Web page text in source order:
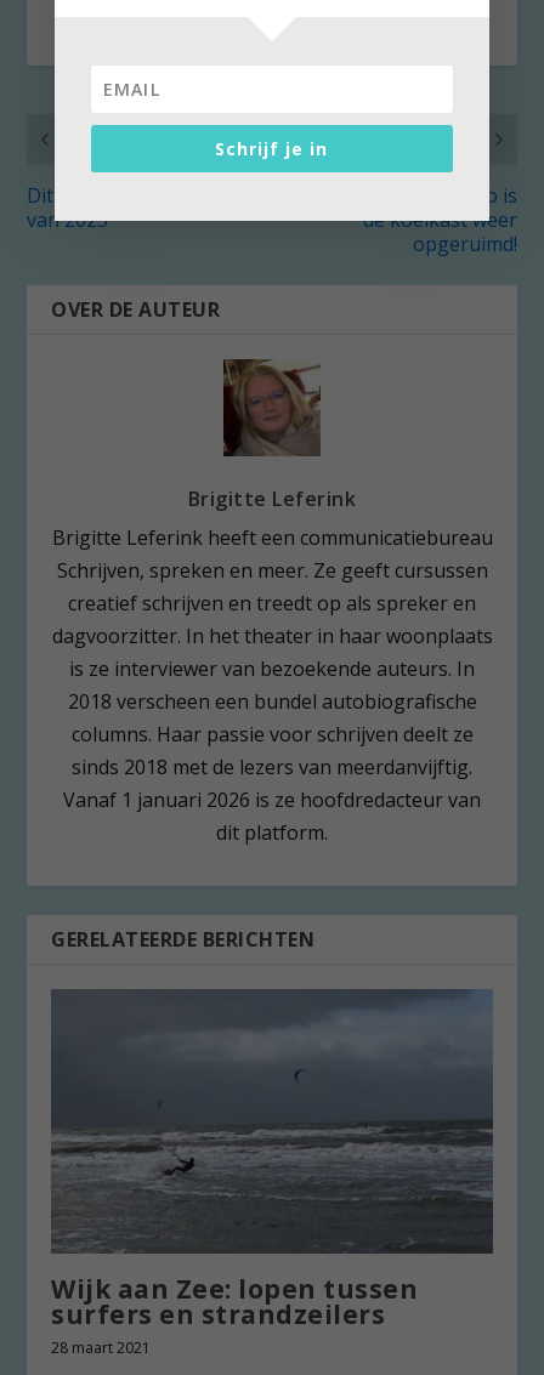
Dit zijn de Zomergasten
van 2023
5 dagen kliekjes: zo is
de koelkast weer
opgeruimd!
OVER DE AUTEUR
Brigitte Leferink
Brigitte Leferink heeft een communicatiebureau
Schrijven, spreken en meer. Ze geeft cursussen
creatief schrijven en treedt op als spreker en
dagvoorzitter. In het theater in haar woonplaats
is ze interviewer van bezoekende auteurs. In
2018 verscheen een bundel autobiografische
columns. Haar passie voor schrijven deelt ze
sinds 2018 met de lezers van meerdanvijftig.
Vanaf 1 januari 2026 is ze hoofdredacteur van
dit platform.
GERELATEERDE BERICHTEN
Wijk aan Zee: lopen tussen
surfers en strandzeilers
28 maart 2021
Schrijf je in